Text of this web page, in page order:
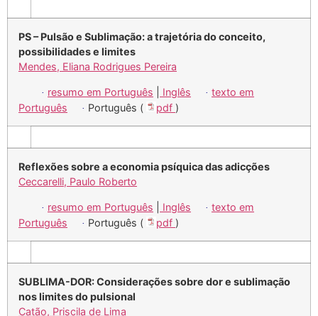
PS – Pulsão e Sublimação: a trajetória do conceito,
possibilidades e limites
Mendes, Eliana Rodrigues Pereira
· resumo em Português Inglês · texto em
Português
· Português ( pdf )
Reflexões sobre a economia psíquica das adicções
Ceccarelli, Paulo Roberto
· resumo em Português Inglês · texto em
Português
· Português ( pdf )
SUBLIMA-DOR: Considerações sobre dor e sublimação
nos limites do pulsional
Catão, Priscila de Lima